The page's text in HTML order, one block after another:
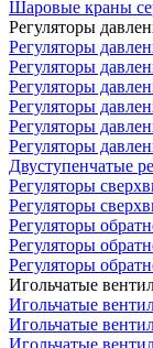
Шаровые краны
Регуляторы
Регуляторы
Регуляторы
Регуляторы
Регуляторы
Регуляторы
Регуляторы
Двуступенчатые
Регуляторы
Регуляторы
Регуляторы
Регуляторы
Регуляторы
Игольчатые
Игольчатые
Игольчатые
Игольчатые